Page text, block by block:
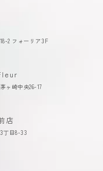
2 フォーリア3F
ヶ崎中央26-17
店
丁目8-33